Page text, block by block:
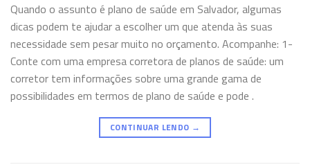
Quando o assunto é plano de saúde em Salvador, algumas
dicas podem te ajudar a escolher um que atenda às suas
necessidade sem pesar muito no orçamento. Acompanhe: 1-
Conte com uma empresa corretora de planos de saúde: um
corretor tem informações sobre uma grande gama de
possibilidades em termos de plano de saúde e pode .
CONTINUAR LENDO →